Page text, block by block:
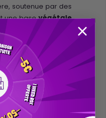
soutenue par des
une basevégétale
entre gourmandise et
enveloppante,
des minutes.
marquée, souvent
avec une présence
Les utilisateurs
durable, propice